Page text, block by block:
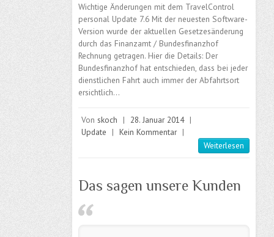
Wichtige Änderungen mit dem TravelControl
personal Update 7.6 Mit der neuesten Software-
Version wurde der aktuellen Gesetzesänderung
durch das Finanzamt / Bundesfinanzhof
Rechnung getragen. Hier die Details: Der
Bundesfinanzhof hat entschieden, dass bei jeder
dienstlichen Fahrt auch immer der Abfahrtsort
ersichtlich…
Von skoch | 28. Januar 2014 |
Update
| Kein Kommentar |
Weiterlesen
Das sagen unsere Kunden